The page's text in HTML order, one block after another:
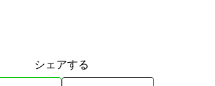
シェアする